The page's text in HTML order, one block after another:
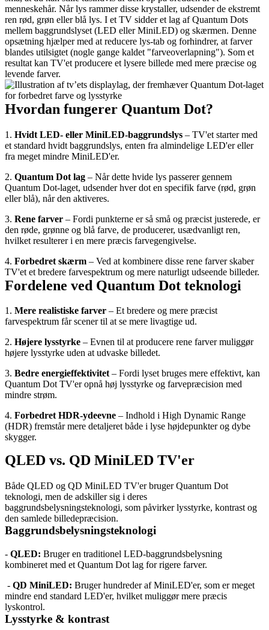
menneskehår. Når lys rammer disse krystaller, udsender de ekstremt
ren rød, grøn eller blå lys. I et TV sidder et lag af Quantum Dots
mellem baggrundslyset (LED eller MiniLED) og skærmen. Denne
opsætning hjælper med at reducere lys-tab og forhindrer, at farver
blandes utilsigtet (nogle gange kaldet "farveoverlapning"). Som et
resultat kan TV'et producere et lysere billede med mere præcise og
levende farver.
Hvordan fungerer Quantum Dot?
1. Hvidt LED- eller MiniLED-baggrundslys – TV'et starter med
et standard hvidt baggrundslys, enten fra almindelige LED'er eller
fra meget mindre MiniLED'er.
2. Quantum Dot lag – Når dette hvide lys passerer gennem
Quantum Dot-laget, udsender hver dot en specifik farve (rød, grøn
eller blå), når den aktiveres.
3. Rene farver – Fordi punkterne er så små og præcist justerede, er
den røde, grønne og blå farve, de producerer, usædvanligt ren,
hvilket resulterer i en mere præcis farvegengivelse.
4. Forbedret skærm – Ved at kombinere disse rene farver skaber
TV'et et bredere farvespektrum og mere naturligt udseende billeder.
Fordelene ved Quantum Dot teknologi
1. Mere realistiske farver – Et bredere og mere præcist
farvespektrum får scener til at se mere livagtige ud.
2. Højere lysstyrke – Evnen til at producere rene farver muliggør
højere lysstyrke uden at udvaske billedet.
3. Bedre energieffektivitet – Fordi lyset bruges mere effektivt, kan
Quantum Dot TV'er opnå høj lysstyrke og farvepræcision med
mindre strøm.
4. Forbedret HDR-ydeevne – Indhold i High Dynamic Range
(HDR) fremstår mere detaljeret både i lyse højdepunkter og dybe
skygger.
QLED vs. QD MiniLED TV'er
Både QLED og QD MiniLED TV'er bruger Quantum Dot
teknologi, men de adskiller sig i deres
baggrundsbelysningsteknologi, som påvirker lysstyrke, kontrast og
den samlede billedepræcision.
Baggrundsbelysningsteknologi
- QLED: Bruger en traditionel LED-baggrundsbelysning
kombineret med et Quantum Dot lag for rigere farver.
- QD MiniLED: Bruger hundreder af MiniLED'er, som er meget
mindre end standard LED'er, hvilket muliggør mere præcis
lyskontrol.
Lysstyrke & kontrast